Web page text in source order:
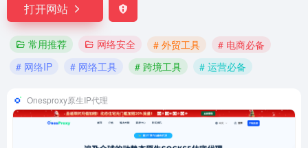
打开网站
常用推荐 网络安全 # 外贸工具
# 电商必备
# 网络IP
# 网络工具 # 跨境工具 # 运营必备
Onesproxy原生IP代理